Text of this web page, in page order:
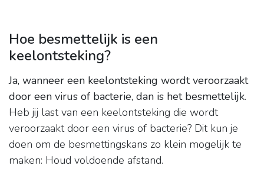
Hoe besmettelijk is een
keelontsteking?
Ja, wanneer een keelontsteking wordt veroorzaakt
door een virus of bacterie, dan is het besmettelijk.
Heb jij last van een keelontsteking die wordt
veroorzaakt door een virus of bacterie? Dit kun je
doen om de besmettingskans zo klein mogelijk te
maken: Houd voldoende afstand.